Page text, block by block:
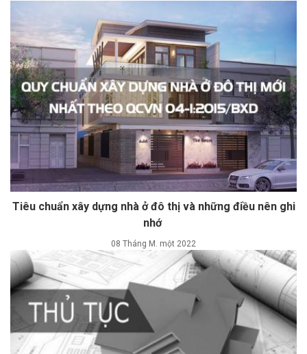
Tiêu chuẩn xây dựng nhà ở đô thị và những điều nên ghi
nhớ
08 Tháng M. một 2022